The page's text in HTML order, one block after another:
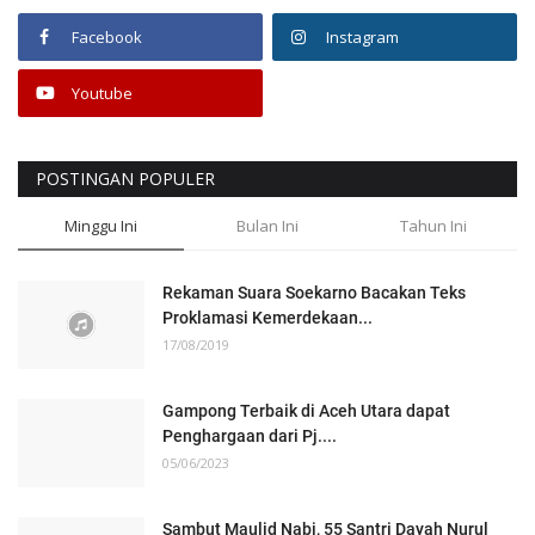
Facebook Instagram
Youtube
POSTINGAN POPULER
Minggu Ini Bulan Ini Tahun Ini
Rekaman Suara Soekarno Bacakan Teks
Proklamasi Kemerdekaan...
17/08/2019
Gampong Terbaik di Aceh Utara dapat
Penghargaan dari Pj....
05/06/2023
Sambut Maulid Nabi, 55 Santri Dayah Nurul